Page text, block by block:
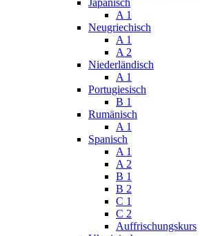
Japanisch
A 1
Neugriechisch
A 1
A 2
Niederländisch
A 1
Portugiesisch
B 1
Rumänisch
A 1
Spanisch
A 1
A 2
B 1
B 2
C 1
C 2
Auffrischungskurs